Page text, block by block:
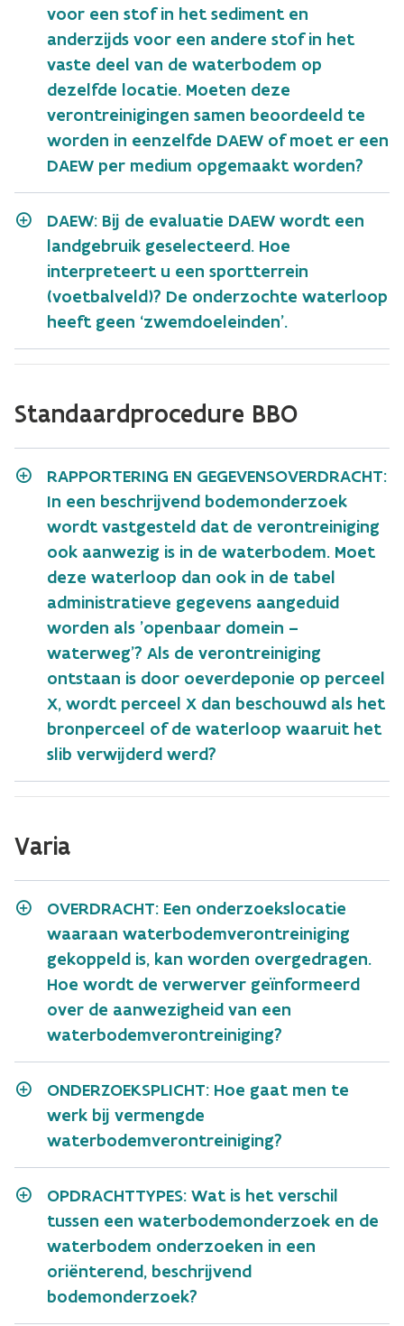
voor een stof in het sediment en
anderzijds voor een andere stof in het
vaste deel van de waterbodem op
dezelfde locatie. Moeten deze
verontreinigingen samen beoordeeld te
worden in eenzelfde DAEW of moet er een
DAEW per medium opgemaakt worden?
DAEW: Bij de evaluatie DAEW wordt een
landgebruik geselecteerd. Hoe
interpreteert u een sportterrein
(voetbalveld)? De onderzochte waterloop
heeft geen ‘zwemdoeleinden’.
Standaardprocedure BBO
RAPPORTERING EN GEGEVENSOVERDRACHT:
In een beschrijvend bodemonderzoek
wordt vastgesteld dat de verontreiniging
ook aanwezig is in de waterbodem. Moet
deze waterloop dan ook in de tabel
administratieve gegevens aangeduid
worden als 'openbaar domein –
waterweg'? Als de verontreiniging
ontstaan is door oeverdeponie op perceel
X, wordt perceel X dan beschouwd als het
bronperceel of de waterloop waaruit het
slib verwijderd werd?
Varia
OVERDRACHT: Een onderzoekslocatie
waaraan waterbodemverontreiniging
gekoppeld is, kan worden overgedragen.
Hoe wordt de verwerver geïnformeerd
over de aanwezigheid van een
waterbodemverontreiniging?
ONDERZOEKSPLICHT: Hoe gaat men te
werk bij vermengde
waterbodemverontreiniging?
OPDRACHTTYPES: Wat is het verschil
tussen een waterbodemonderzoek en de
waterbodem onderzoeken in een
oriënterend, beschrijvend
bodemonderzoek?